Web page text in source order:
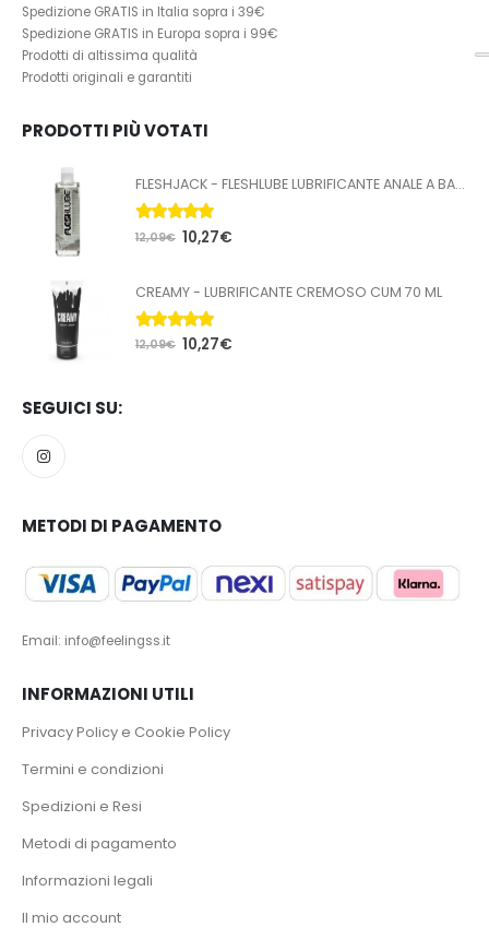
Spedizione GRATIS in Italia sopra i 39€
Spedizione GRATIS in Europa sopra i 99€
Prodotti di altissima qualità
Prodotti originali e garantiti
PRODOTTI PIÙ VOTATI
FLESHJACK - FLESHLUBE LUBRIFICANTE ANALE A BASE ACQUA 100 ML
5.00Su 5
12,09€ 10,27€
CREAMY - LUBRIFICANTE CREMOSO CUM 70 ML
5.00Su 5
12,09€ 10,27€
SEGUICI SU:
METODI DI PAGAMENTO
Email: info@feelingss.it
INFORMAZIONI UTILI
Privacy Policy e Cookie Policy
Termini e condizioni
Spedizioni e Resi
Metodi di pagamento
Informazioni legali
Il mio account